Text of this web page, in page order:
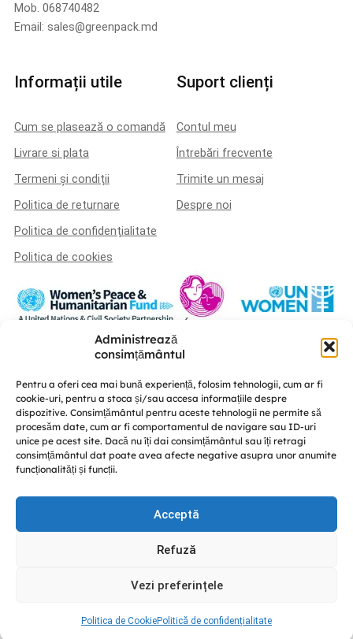
Administrează
consimțământul
Pentru a oferi cea mai bună experiență, folosim tehnologii, cum ar fi
cookie-uri, pentru a stoca și/sau accesa informațiile despre
dispozitive. Consimțământul pentru aceste tehnologii ne permite să
procesăm date, cum ar fi comportamentul de navigare sau ID-uri
unice pe acest site. Dacă nu îți dai consimțământul sau îți retragi
consimțământul dat poate avea afecte negative asupra unor anumite
funcționalități și funcții.
Acceptă
Refuză
Vezi preferințele
Politica de CookiePolitică de confidențialitate
Mob. 068740482
Email: sales@greenpack.md
Informații utile
Cum se plasează o comandă
Livrare si plata
Termeni și condiții
Politica de returnare
Politica de confidențialitate
Politica de cookies
Suport clienți
Contul meu
Întrebări frecvente
Trimite un mesaj
Despre noi
Această platformă a fost realizată în cadrul proiectului „U-POWER –
consolidare a păcii” este implementat de A.O. „Femei pentru Femei” în
parteneriat cu Centrul de educație nonformală „Diversitate” și CRISP –
Conflict Simulation, cu susținerea UN Women Moldova și finanțat de Fondul
Femeilor pentru Pace și Asistență Umanitară.
Discută cu noi
and Terms of Service